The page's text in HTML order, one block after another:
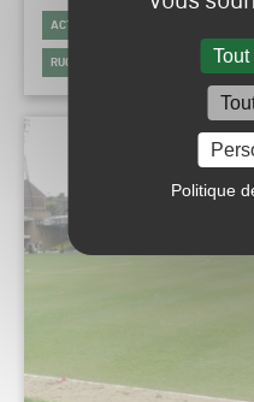
Politique
ACTUALITÉS
RUGBY